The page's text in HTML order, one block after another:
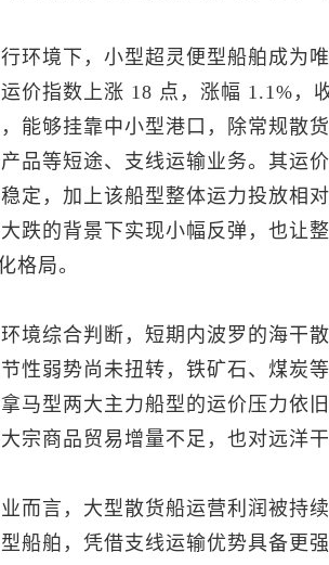
环境下，小型超灵便型船舶成为
价指数上涨 18 点，涨幅 1.1%，
能够挂靠中小型港口，除常规散
品等短途、支线运输业务。其运
定，加上该船型整体运力投放相
跌的背景下实现小幅反弹，也让
格局。
境综合判断，短期内波罗的海干
性弱势尚未扭转，铁矿石、煤炭
马型两大主力船型的运价压力依
宗商品贸易增量不足，也对远洋
而言，大型散货船运营利润被持
船舶，凭借支线运输优势具备更